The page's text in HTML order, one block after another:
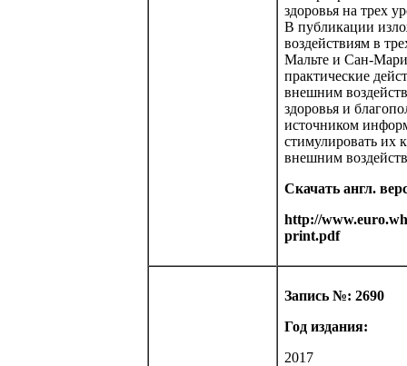
здоровья на трех
В публикации
воздействиям в
Мальте и Сан-
практические
внешним
здоровья и
источником
стимулировать их
внешним
Скачать англ.
http://
print.pdf
Запись №: 2690
Год издания:
2017